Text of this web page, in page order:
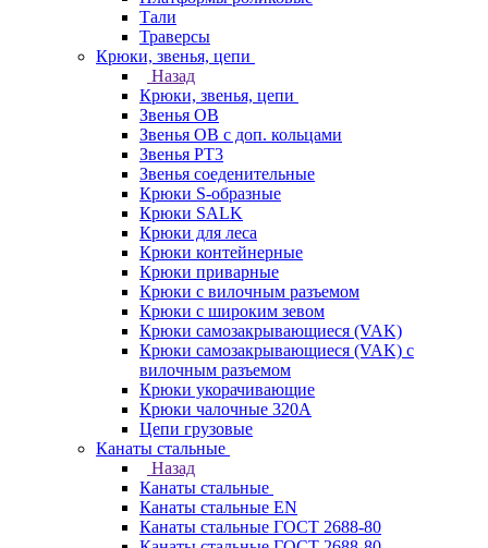
Тали
Траверсы
Крюки, звенья, цепи
Назад
Крюки, звенья, цепи
Звенья ОВ
Звенья ОВ с доп. кольцами
Звенья РТ3
Звенья соеденительные
Крюки S-образные
Крюки SALK
Крюки для леса
Крюки контейнерные
Крюки приварные
Крюки с вилочным разъемом
Крюки с широким зевом
Крюки самозакрывающиеся (VAK)
Крюки самозакрывающиеся (VAK) с
вилочным разъемом
Крюки укорачивающие
Крюки чалочные 320А
Цепи грузовые
Канаты стальные
Назад
Канаты стальные
Канаты стальные EN
Канаты стальные ГОСТ 2688-80